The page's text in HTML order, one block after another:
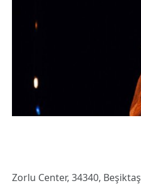
Zorlu Center, 34340, Beşiktaş